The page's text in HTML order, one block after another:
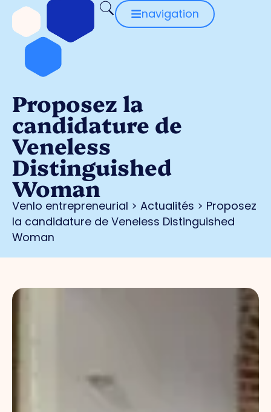
navigation
Proposez la
candidature de
Veneless
Distinguished
Woman
Venlo entrepreneurial > Actualités > Proposez
la candidature de Veneless Distinguished
Woman